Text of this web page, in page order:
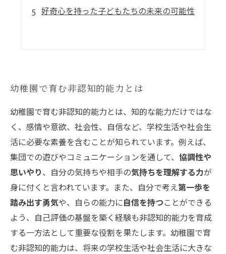
好奇心を持った子どもたちの未来の可能性
幼稚園で育む非認知的能力とは
幼稚園で育む非認知的能力とは、知的な能力だけではな
く、感情や意欲、社会性、自信など、学校生活や社会生
活に必要な素養を含むことが知られています。例えば、
集団での遊びやコミュニケーションを通して、 協調性や
思いやり、自分の気持ちや相手の気持ちを理解する力が
身に付くと言われています。また、自分で考え第一歩を
踏み出す勇気や、自らの能力に自信を持つことができる
よう、自己評価の基盤を築く経験も非認知的能力を育成
する一方法として重要な役割を果たします。幼稚園で育
む非認知的能力は、将来の学校生活や社会生活に大きな